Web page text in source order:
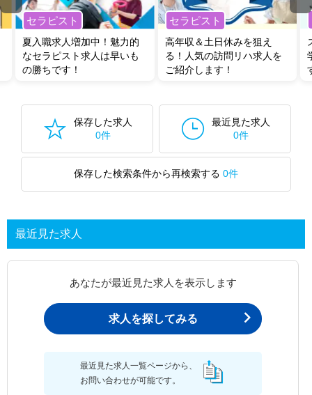
セラピスト
夏入職求人増加中！魅力的
なセラピスト求人は早いも
の勝ちです！
セラピスト
高年収＆土日休みを狙え
る！人気の訪問リハ求人を
ご紹介します！
保存した求人
0件
最近見た求人
0件
保存した検索条件から再検索する 0件
最近見た求人
あなたが最近見た求人を表示します
求人を探してみる
最近見た求人一覧ページから、
お問い合わせが可能です。